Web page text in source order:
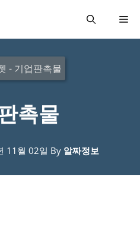
메
- 기업판촉물
촉물
11월 02일 By 알짜정보